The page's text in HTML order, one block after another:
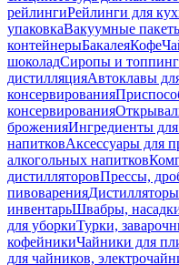
рейлингиРейлинги для
упаковкаВакуумные
контейнерыБакалеяКофе
шоколадСиропы и
дистилляцияАвтоклавы
консервирования
консервирования
броженияИнгредиенты
напитковАксессуары для
алкогольных напитков
дистилляторовПрессы,
пивоварения
инвентарьШвабры,
для уборкиТурки,
кофейникиЧайники для
для чайников,